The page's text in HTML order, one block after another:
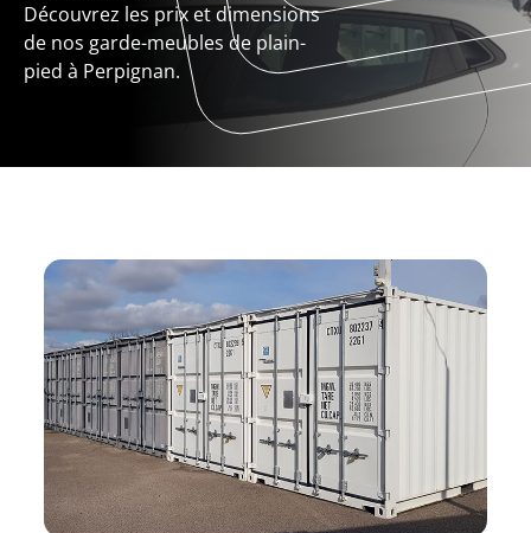
Découvrez les prix et dimensions
de nos garde-meubles de plain-
pied à Perpignan.